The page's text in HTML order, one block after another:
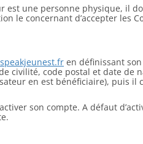
est une personne physique, il
le concernant d’accepter les
en définissant
code postal et date de
en est bénéficiaire), puis
son compte. A défaut